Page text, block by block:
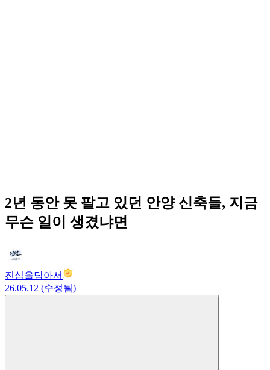
2년 동안 못 팔고 있던 안양 신축들, 지금
무슨 일이 생겼냐면
진심을담아서
26.05.12 (수정됨)